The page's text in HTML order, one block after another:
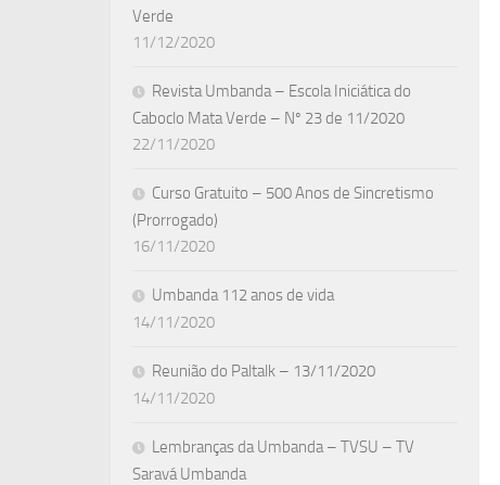
Verde
11/12/2020
Revista Umbanda – Escola Iniciática do
Caboclo Mata Verde – Nº 23 de 11/2020
22/11/2020
Curso Gratuito – 500 Anos de Sincretismo
(Prorrogado)
16/11/2020
Umbanda 112 anos de vida
14/11/2020
Reunião do Paltalk – 13/11/2020
14/11/2020
Lembranças da Umbanda – TVSU – TV
Saravá Umbanda